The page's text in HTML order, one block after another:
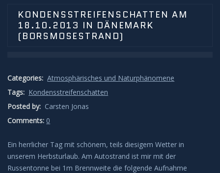
Merkur
Deep Sky
Bedeckungen
KONDENSSTREIFENSCHATTEN AM
18.10.2013 IN DÄNEMARK
(BORSMOSESTRAND)
Categories: Atmosphärisches und Naturphänomene
Tags: Kondensstreifenschatten
Posted by: Carsten Jonas
Comments: 0
Ein herrlicher Tag mit schönem, teils diesigem Wetter in
unserem Herbsturlaub. Am Autostrand ist mir mit der
Russentonne bei 1m Brennweite die folgende Aufnahme